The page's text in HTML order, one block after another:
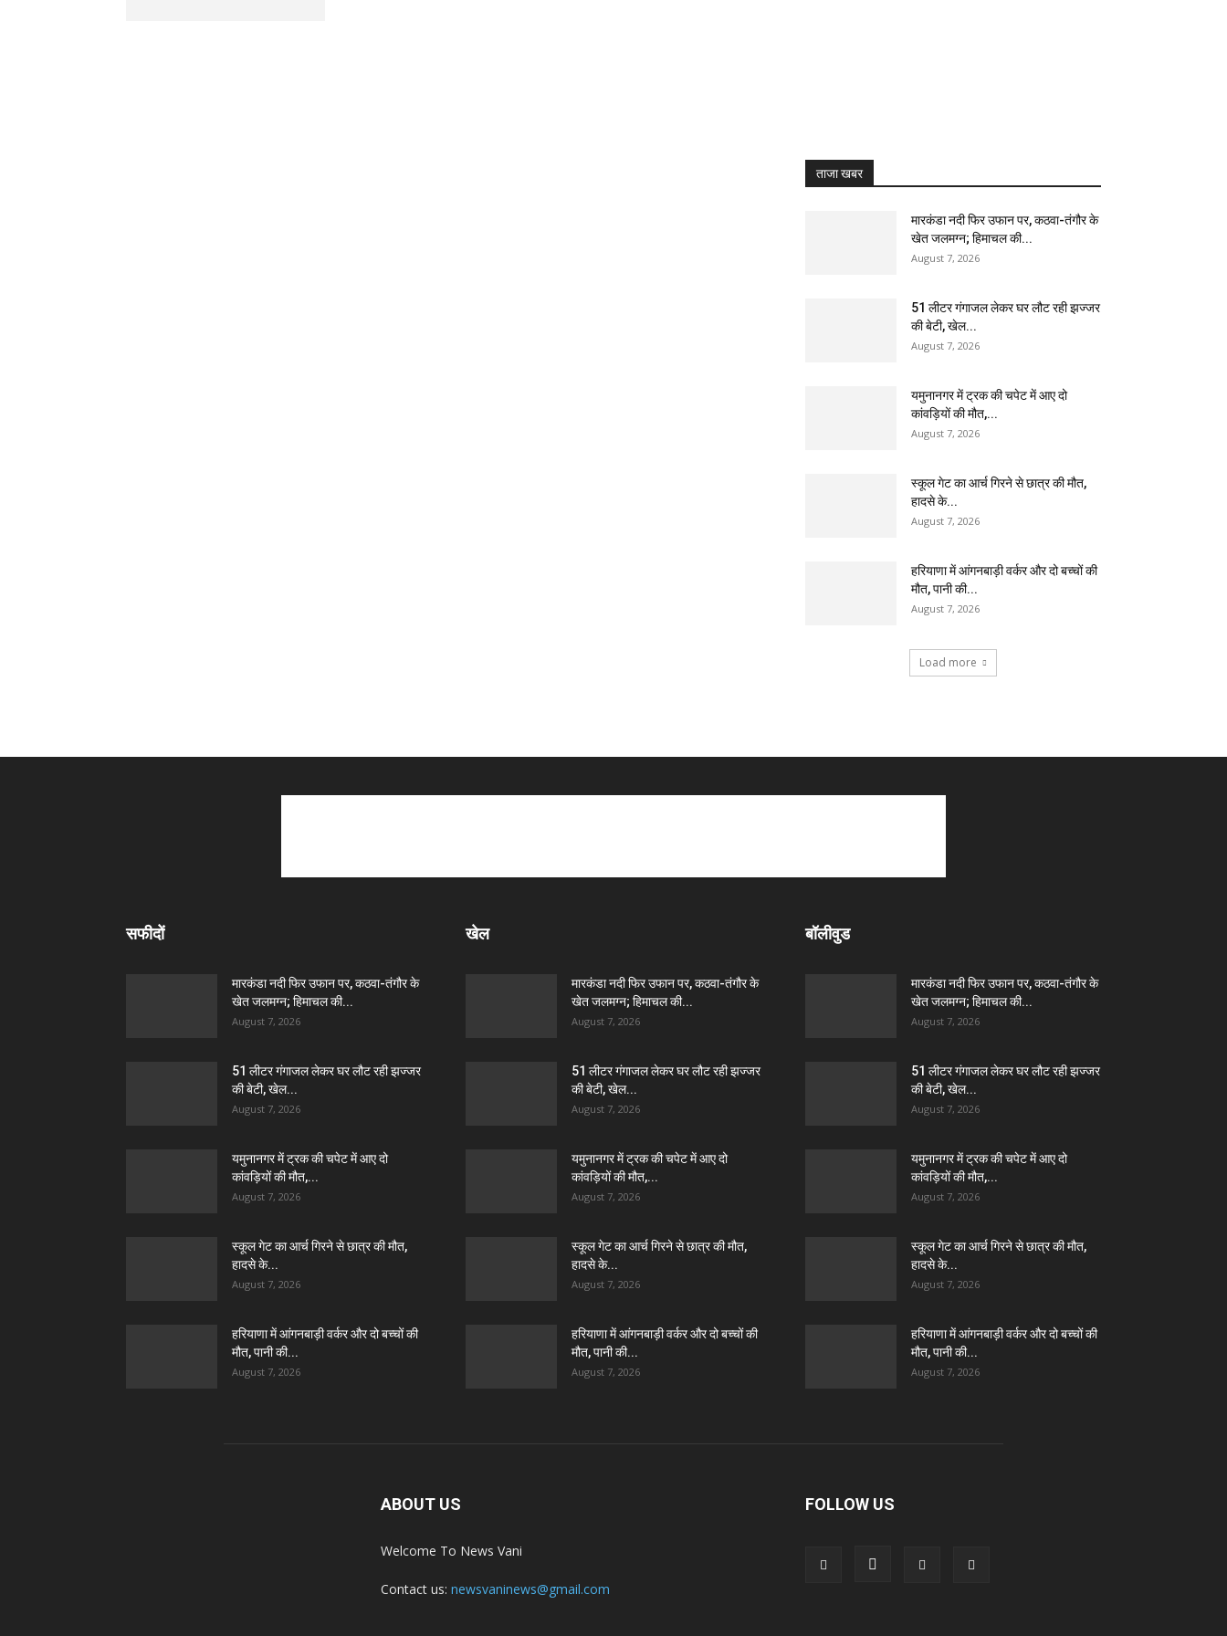
ताजा खबर
मारकंडा नदी फिर उफान पर, कठवा-तंगौर के
खेत जलमग्न; हिमाचल की...
August 7, 2026
51 लीटर गंगाजल लेकर घर लौट रही झज्जर
की बेटी, खेल...
August 7, 2026
यमुनानगर में ट्रक की चपेट में आए दो
कांवड़ियों की मौत,...
August 7, 2026
स्कूल गेट का आर्च गिरने से छात्र की मौत,
हादसे के...
August 7, 2026
हरियाणा में आंगनबाड़ी वर्कर और दो बच्चों की
मौत, पानी की...
August 7, 2026
Load more
सफीदों
मारकंडा नदी फिर उफान पर, कठवा-तंगौर के
खेत जलमग्न; हिमाचल की...
August 7, 2026
51 लीटर गंगाजल लेकर घर लौट रही झज्जर
की बेटी, खेल...
August 7, 2026
यमुनानगर में ट्रक की चपेट में आए दो
कांवड़ियों की मौत,...
August 7, 2026
स्कूल गेट का आर्च गिरने से छात्र की मौत,
हादसे के...
August 7, 2026
हरियाणा में आंगनबाड़ी वर्कर और दो बच्चों की
मौत, पानी की...
August 7, 2026
खेल
मारकंडा नदी फिर उफान पर, कठवा-तंगौर के
खेत जलमग्न; हिमाचल की...
August 7, 2026
51 लीटर गंगाजल लेकर घर लौट रही झज्जर
की बेटी, खेल...
August 7, 2026
यमुनानगर में ट्रक की चपेट में आए दो
कांवड़ियों की मौत,...
August 7, 2026
स्कूल गेट का आर्च गिरने से छात्र की मौत,
हादसे के...
August 7, 2026
हरियाणा में आंगनबाड़ी वर्कर और दो बच्चों की
मौत, पानी की...
August 7, 2026
बॉलीवुड
मारकंडा नदी फिर उफान पर, कठवा-तंगौर के
खेत जलमग्न; हिमाचल की...
August 7, 2026
51 लीटर गंगाजल लेकर घर लौट रही झज्जर
की बेटी, खेल...
August 7, 2026
यमुनानगर में ट्रक की चपेट में आए दो
कांवड़ियों की मौत,...
August 7, 2026
स्कूल गेट का आर्च गिरने से छात्र की मौत,
हादसे के...
August 7, 2026
हरियाणा में आंगनबाड़ी वर्कर और दो बच्चों की
मौत, पानी की...
August 7, 2026
ABOUT US
Welcome To News Vani
Contact us: newsvaninews@gmail.com
FOLLOW US